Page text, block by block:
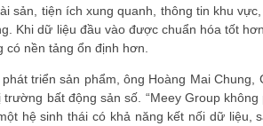
sản, tiện ích xung quanh, thông tin khu
Khi dữ liệu đầu vào được chuẩn hóa tốt
có nền tảng ổn định hơn.
triển sản phẩm, ông Hoàng Mai
bất động sản số. “Meey Group
hệ sinh thái có khả năng kết nối dữ liệu,